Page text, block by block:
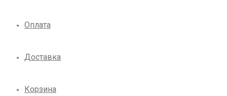
Оплата
Доставка
Корзина